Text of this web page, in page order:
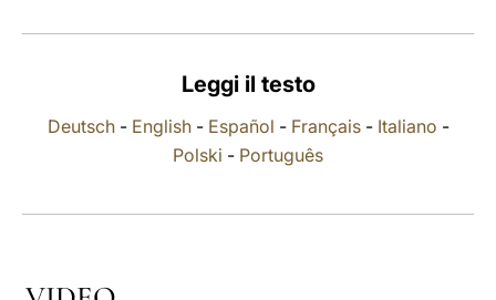
Leggi il testo
Deutsch- English- Español - Français- Italiano -
Polski - Português